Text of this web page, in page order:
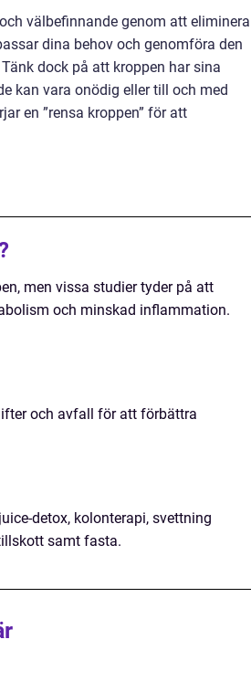
välbefinnande genom att eliminera
dina behov och genomföra den
dock på att kroppen har sina
kan vara onödig eller till och med
en ”rensa kroppen” för att
men vissa studier tyder på att
och minskad inflammation.
och avfall för att förbättra
detox, kolonterapi, svettning
samt fasta.